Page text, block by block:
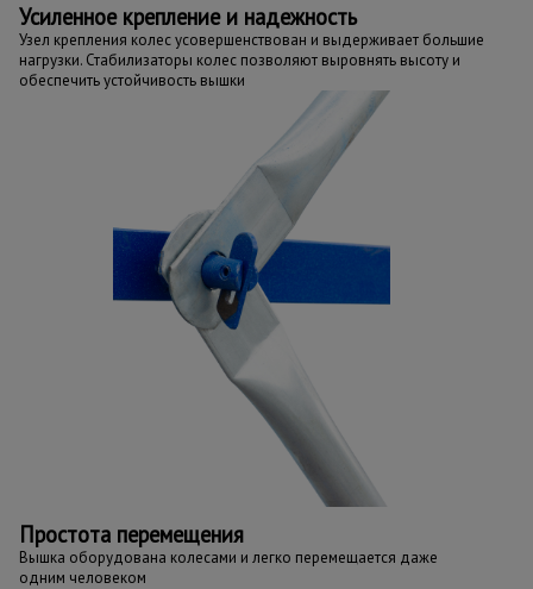
Усиленное крепление и надежность
Узел крепления колес усовершенствован и выдерживает большие
нагрузки. Стабилизаторы колес позволяют выровнять высоту и
обеспечить устойчивость вышки
Простота перемещения
Вышка оборудована колесами и легко перемещается даже
одним человеком